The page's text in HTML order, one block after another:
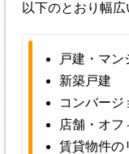
以下のとおり幅
戸建・マ
新築戸建
コンバージ
店舗・オフ
賃貸物件の